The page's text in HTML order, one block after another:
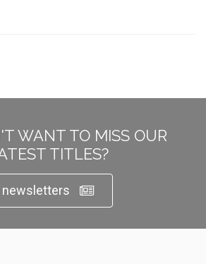
WANT TO MISS OUR
TITLES?
newsletters